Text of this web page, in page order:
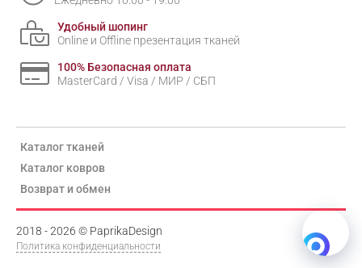
Удобный шопинг
Online и Offline презентация тканей
100% Безопасная оплата
MasterCard / Visa / МИР / СБП
Каталог тканей
Каталог ковров
Возврат и обмен
2018 - 2026 © PaprikaDesign
Политика конфиденциальности